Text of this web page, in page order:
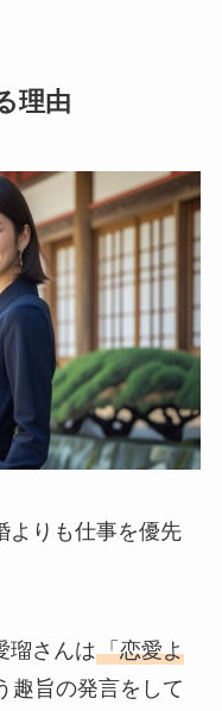
理由
よりも仕事を優先
瑠さんは「恋愛よ
趣旨の発言をして